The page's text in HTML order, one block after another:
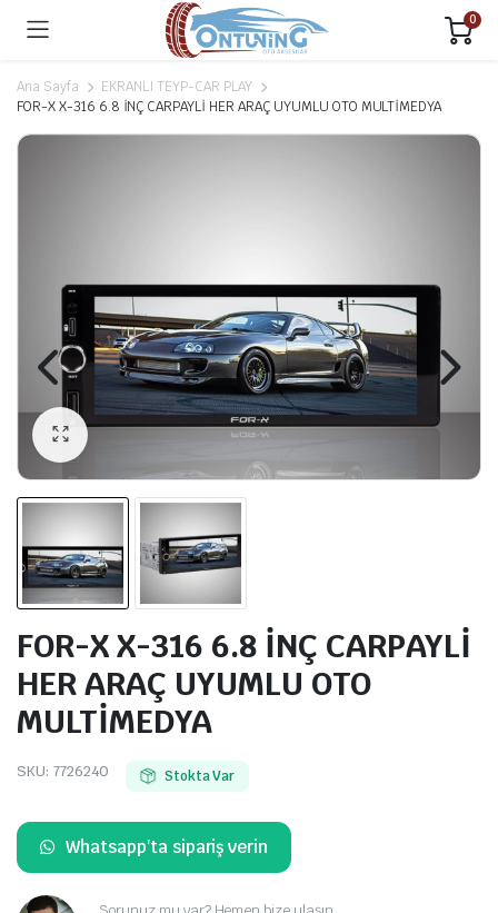
0
Ana Sayfa
EKRANLI TEYP-CAR PLAY
FOR-X X-316 6.8 İNÇ CARPAYLİ HER ARAÇ UYUMLU OTO MULTİMEDYA
FOR-X X-316 6.8 İNÇ CARPAYLİ
HER ARAÇ UYUMLU OTO
MULTİMEDYA
SKU: 7726240 Stokta Var
Whatsapp'ta sipariş verin